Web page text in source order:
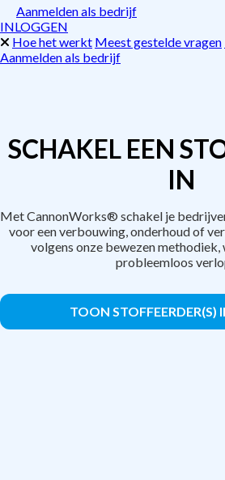
Aanmelden als bedrijf
INLOGGEN
Hoe het werkt Meest gestelde vragen
Aanmelden als bedrijf
SCHAKEL EEN
IN
Met CannonWorks® schakel je
voor een verbouwing, onderhoud of
volgens onze bewezen
probleemloos
TOON STOFFEERDER(S)